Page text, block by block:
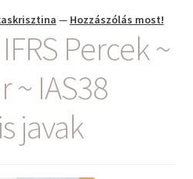
— Hozzászólás most!
Percek ~
~ IAS38
javak